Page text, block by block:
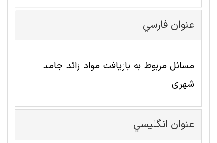
عنوان فارسي
مسائل مربوط به بازیافت مواد زائد جامد
شهری
عنوان انگليسي